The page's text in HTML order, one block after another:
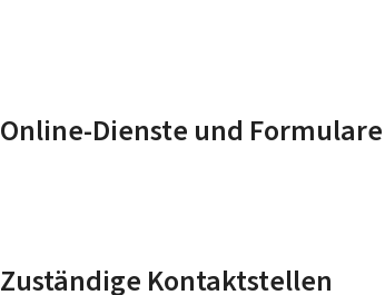
Online-Dienste und Formulare
Zuständige Kontaktstellen